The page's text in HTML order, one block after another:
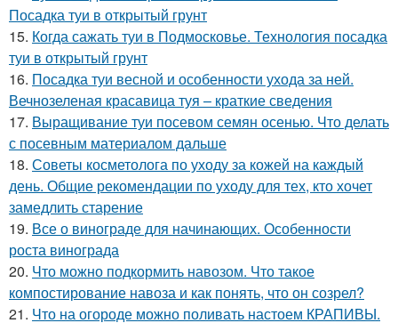
Посадка туи в открытый грунт
15. Когда сажать туи в Подмосковье. Технология посадка
туи в открытый грунт
16. Посадка туи весной и особенности ухода за ней.
Вечнозеленая красавица туя – краткие сведения
17. Выращивание туи посевом семян осенью. Что делать
с посевным материалом дальше
18. Советы косметолога по уходу за кожей на каждый
день. Общие рекомендации по уходу для тех, кто хочет
замедлить старение
19. Все о винограде для начинающих. Особенности
роста винограда
20. Что можно подкормить навозом. Что такое
компостирование навоза и как понять, что он созрел?
21. Что на огороде можно поливать настоем КРАПИВЫ.